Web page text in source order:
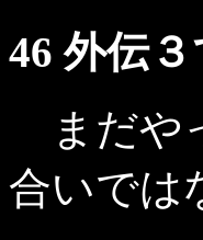
46 外伝
まだや
合いでは